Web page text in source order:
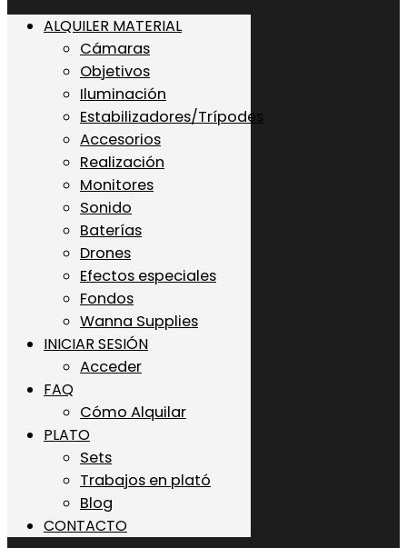
ALQUILER MATERIAL
Cámaras
Objetivos
Iluminación
Estabilizadores/Trípodes
Accesorios
Realización
Monitores
Sonido
Baterías
Drones
Efectos especiales
Fondos
Wanna Supplies
INICIAR SESIÓN
Acceder
FAQ
Cómo Alquilar
PLATO
Sets
Trabajos en plató
Blog
CONTACTO